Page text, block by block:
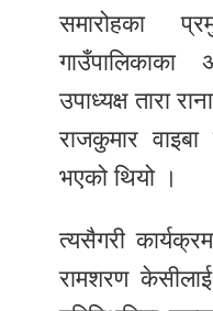
समारोहका
गाउँपालिकाका
उपाध्यक्ष तारा
राजकुमार
भएको थियो ।
त्यसैगरी
रामशरण